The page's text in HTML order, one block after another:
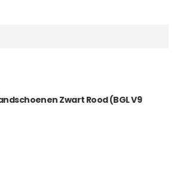
Zwart Rood (BGL V9